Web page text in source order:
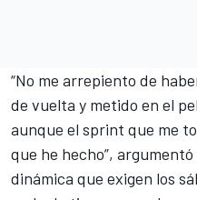
“No me arrepiento de
de vuelta y metido en el
aunque el sprint que me
que he hecho”,
dinámica que exigen los